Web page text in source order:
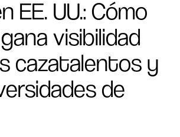
EE. UU.: Cómo
visibilidad
cazatalentos y
de